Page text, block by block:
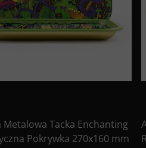
Metalowa Tacka Enchanting
Pokrywka 270x160 mm